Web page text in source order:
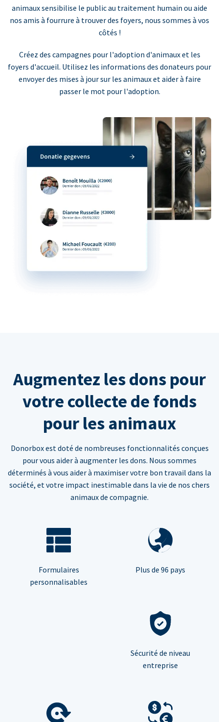
animaux sensibilise le public au traitement humain ou aide
nos amis à fourrure à trouver des foyers, nous sommes à vos
côtés !
Créez des campagnes pour l'adoption d'animaux et les
foyers d'accueil. Utilisez les informations des donateurs pour
envoyer des mises à jour sur les animaux et aider à faire
passer le mot pour l'adoption.
Augmentez les dons pour
votre collecte de fonds
pour les animaux
Donorbox est doté de nombreuses fonctionnalités conçues
pour vous aider à augmenter les dons. Nous sommes
déterminés à vous aider à maximiser votre bon travail dans la
société, et votre impact inestimable dans la vie de nos chers
animaux de compagnie.
Formulaires
personnalisables
Plus de 96 pays
Sécurité de niveau
entreprise